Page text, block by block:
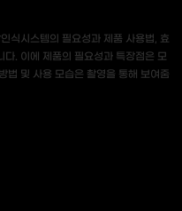
식시스템의 필요성과 제품 사용법, 효
. 이에 제품의 필요성과 특장점은 모
법 및 사용 모습은 촬영을 통해 보여줌